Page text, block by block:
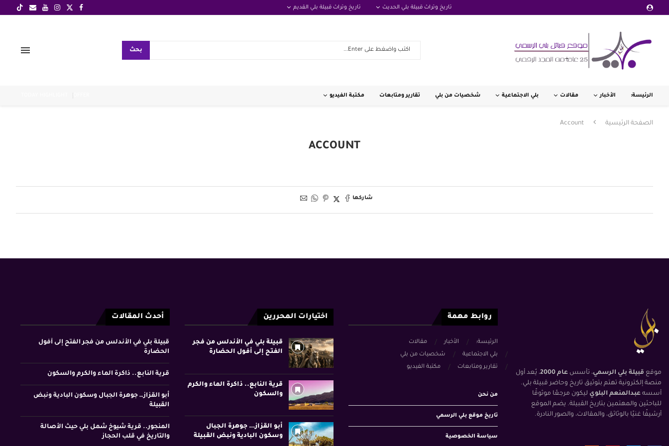
تاريخ وتراث قبيلة بلي الحديث تاريخ وتراث قبيلة بلي القديم
بحث
الرئيسة: الأخبار مقالات بلي الاجتماعية شخصيات من بلي تقارير ومتابعات مكتبة الفيديو
الصفحة الرئيسية Account
ACCOUNT
شاركها
موقع قبيلة بلي الرسمي، تأسس عام 2000
، يُعد أول
منصة إلكترونية تهتم بتوثيق تاريخ وحاضر قبيلة بلي.
أسسه عبدالمنعم البلوي ليكون مرجعًا موثوقًا
للباحثين والمهتمين بتاريخ القبيلة. يضم الموقع
أرشيفًا غنيًا بالوثائق، والمقالات، والصور النادرة.
روابط مهمة
الرئيسة: الأخبار
مقالات
بلي الاجتماعية
شخصيات من بلي
تقارير ومتابعات
مكتبة الفيديو
من نحن
تاريخ موقع بلي الرسمي
سياسة الخصوصية
اختيارات المحررين
قبيلة بلي في الأندلس من فجر
الفتح إلى أفول الحضارة
قرية النابع.. ذاكرة الماء والكرم
والسكون
أبو القزاز… جوهرة الجبال
وسكون البادية ونبض القبيلة
أحدث المقالات
قبيلة بلي في الأندلس من فجر الفتح إلى أفول
الحضارة
قرية النابع.. ذاكرة الماء والكرم والسكون
أبو القزاز… جوهرة الجبال وسكون البادية ونبض
القبيلة
المنجور.. قرية شيوخ شمل بلي حيث الأصالة
والتاريخ في قلب الحجاز